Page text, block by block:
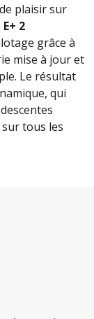
plaisir sur
2
grâce à
mise à jour et
Le résultat
qui
tous les